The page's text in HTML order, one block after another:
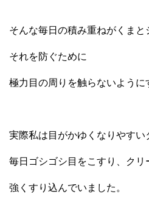
そんな毎日の積み重ねがくま
それを防ぐために
極力目の周りを触らないように
実際私は目がかゆくなりやすい
毎日ゴシゴシ目をこすり、クリ
強くすり込んでいました。